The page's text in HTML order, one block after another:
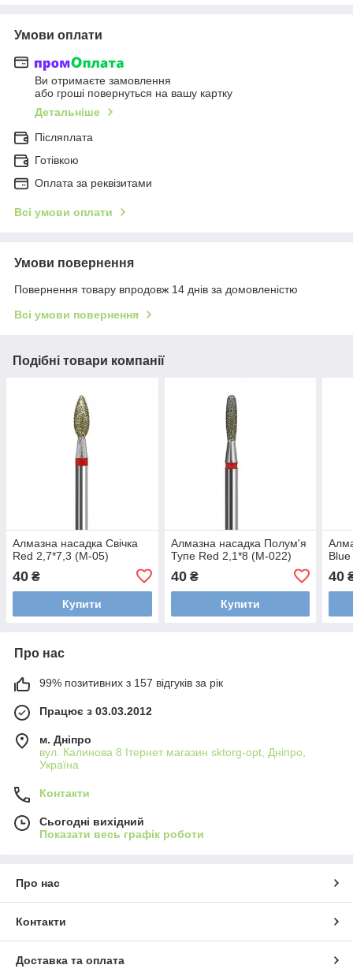
Умови оплати
Ви отримаєте замовлення
або гроші повернуться на вашу картку
Детальніше
Післяплата
Готівкою
Оплата за реквізитами
Всі умови оплати
Умови повернення
Повернення товару впродовж 14 днів за домовленістю
Всі умови повернення
Подібні товари компанії
Алмазна насадка Свічка
Red 2,7*7,3 (М-05)
40 ₴
Купити
Алмазна насадка Полум'я
Тупе Red 2,1*8 (М-022)
40₴
Купити
40
Про нас
99% позитивних з 157 відгуків за рік
Працює з 03.03.2012
м. Дніпро
вул. Калинова 8 Ітернет магазин sktorg-opt, Дніпро,
Україна
Контакти
Сьогодні вихідний
Показати весь графік роботи
Про нас
Контакти
Доставка та оплата